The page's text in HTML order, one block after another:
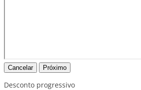
Cancelar Próximo
Desconto progressivo